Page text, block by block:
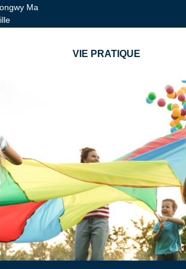
Ma
VIE PRATIQUE